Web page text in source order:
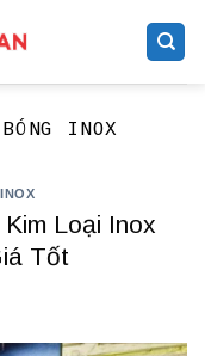
INOX
Loại Inox
Tốt